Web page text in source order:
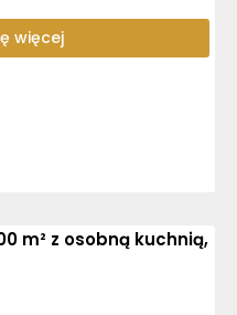
więcej
m² z osobną kuchnią,